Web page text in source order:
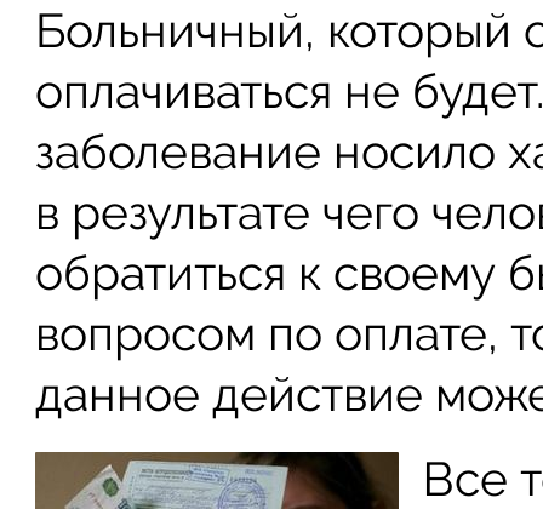
Больничный, который
оплачиваться не
заболевание носило
в результате чего
обратиться к своему
вопросом по оплате,
данное действие
Все